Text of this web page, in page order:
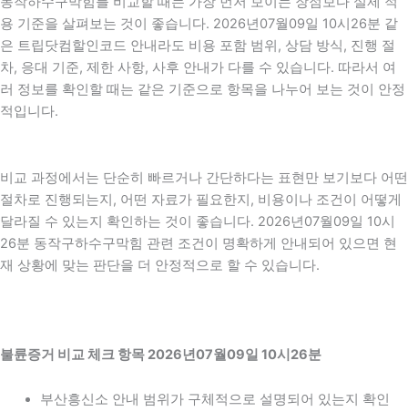
용 기준을 살펴보는 것이 좋습니다. 2026년07월09일 10시26분 같
은 트립닷컴할인코드 안내라도 비용 포함 범위, 상담 방식, 진행 절
차, 응대 기준, 제한 사항, 사후 안내가 다를 수 있습니다. 따라서 여
러 정보를 확인할 때는 같은 기준으로 항목을 나누어 보는 것이 안정
적입니다.
비교 과정에서는 단순히 빠르거나 간단하다는 표현만 보기보다 어떤
절차로 진행되는지, 어떤 자료가 필요한지, 비용이나 조건이 어떻게
달라질 수 있는지 확인하는 것이 좋습니다. 2026년07월09일 10시
26분 동작구하수구막힘 관련 조건이 명확하게 안내되어 있으면 현
재 상황에 맞는 판단을 더 안정적으로 할 수 있습니다.
불륜증거 비교 체크 항목 2026년07월09일 10시26분
부산흥신소 안내 범위가 구체적으로 설명되어 있는지 확인